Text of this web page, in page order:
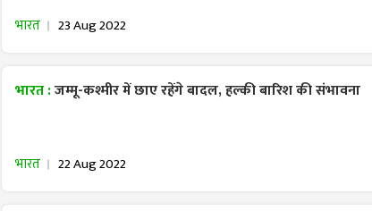
भारत 23 Aug 2022
भारत :जम्मू-कश्मीर में छाए रहेंगे बादल, हल्की बारिश की संभावना
भारत 22 Aug 2022